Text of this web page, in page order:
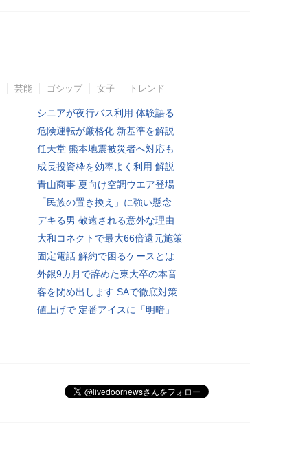
芸能 ゴシップ 女子 トレンド
シニアが夜行バス利用 体験語る
危険運転が厳格化 新基準を解説
任天堂 熊本地震被災者へ対応も
成長投資枠を効率よく利用 解説
青山商事 夏向け空調ウエア登場
「民族の置き換え」に強い懸念
デキる男 敬遠される意外な理由
大和コネクトで最大66倍還元施策
固定電話 解約で困るケースとは
外銀9カ月で辞めた東大卒の本音
客を閉め出します SAで徹底対策
値上げで 定番アイスに「明暗」